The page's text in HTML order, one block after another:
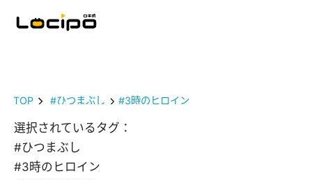
TOP #ひつまぶし #3時のヒロイン
選択されているタグ：
#ひつまぶし
#3時のヒロイン